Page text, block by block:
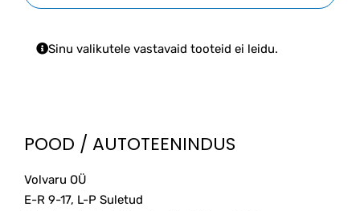
Sinu valikutele vastavaid tooteid ei leidu.
POOD / AUTOTEENINDUS
Volvaru OÜ
E-R 9-17, L-P Suletud